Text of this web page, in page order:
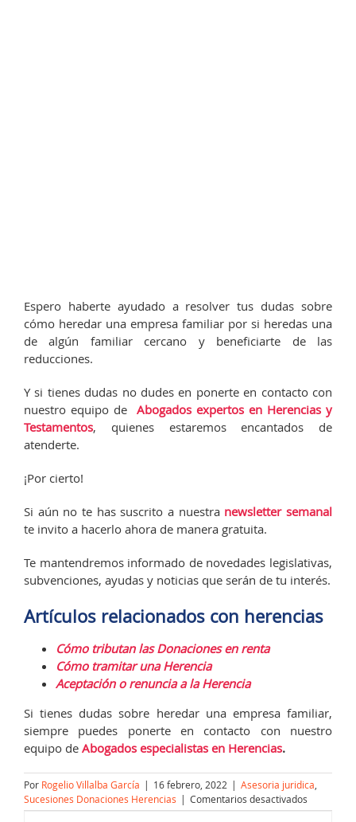
Espero haberte ayudado a resolver tus dudas sobre
cómo heredar una empresa familiar por si heredas una
de algún familiar cercano y beneficiarte de las
reducciones.
Y si tienes dudas no dudes en ponerte en contacto con
nuestro equipo de Abogados expertos en Herencias y
Testamentos, quienes estaremos encantados de
atenderte.
¡Por cierto!
Si aún no te has suscrito a nuestra newsletter semanal
te invito a hacerlo ahora de manera gratuita.
Te mantendremos informado de novedades legislativas,
subvenciones, ayudas y noticias que serán de tu interés.
Artículos relacionados con herencias
Cómo tributan las Donaciones en renta
Cómo tramitar una Herencia
Aceptación o renuncia a la Herencia
Si tienes dudas sobre heredar una empresa familiar,
siempre puedes ponerte en contacto con nuestro
equipo de Abogados especialistas en Herencias.
Por Rogelio Villalba García | 16 febrero, 2022 | Asesoria juridica
Sucesiones Donaciones Herencias | Comentarios desactivados
Heredar